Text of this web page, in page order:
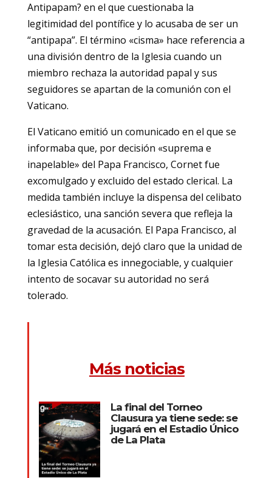
Antipapam? en el que cuestionaba la
legitimidad del pontífice y lo acusaba de ser un
“antipapa”. El término «cisma» hace referencia a
una división dentro de la Iglesia cuando un
miembro rechaza la autoridad papal y sus
seguidores se apartan de la comunión con el
Vaticano.
El Vaticano emitió un comunicado en el que se
informaba que, por decisión «suprema e
inapelable» del Papa Francisco, Cornet fue
excomulgado y excluido del estado clerical. La
medida también incluye la dispensa del celibato
eclesiástico, una sanción severa que refleja la
gravedad de la acusación. El Papa Francisco, al
tomar esta decisión, dejó claro que la unidad de
la Iglesia Católica es innegociable, y cualquier
intento de socavar su autoridad no será
tolerado.
Más noticias
La final del Torneo
Clausura ya tiene sede: se
jugará en el Estadio Único
de La Plata